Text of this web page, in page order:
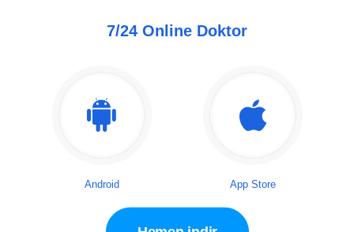
7/24 Online Doktor
Android App Store